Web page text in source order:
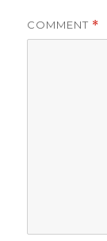
COMMENT *